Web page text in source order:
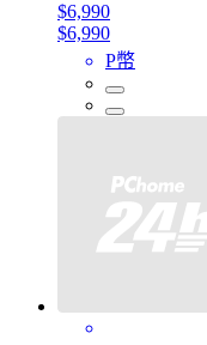
$6,990
$6,990
P幣